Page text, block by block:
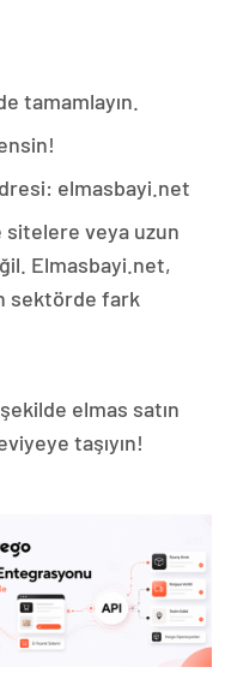
tamamlayın.
elmasbayi.net
sitelere veya uzun
Elmasbayi.net,
sektörde fark
elmas satın
taşıyın!